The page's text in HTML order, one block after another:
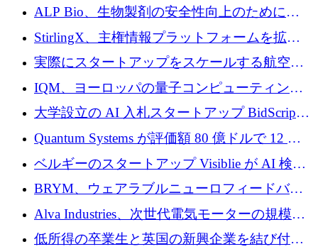
ALP Bio、生物製剤の安全性向上のために
Venture Kick から 16 万 1,000 ユーロを調達
StirlingX、主権情報プラットフォームを拡張
するためにシリーズ A で 2,000 万ドルを確保
実際にスタートアップをスケールする航空イ
ノベーション モデルを学ぶ
IQM、ヨーロッパの量子コンピューティング
企業として初めて米国の主要取引所に上場
大学設立の AI 入札スタートアップ BidScript
がプレシード資金総額 100 万ドルを突破
Quantum Systems が評価額 80 億ドルで 12 億
ドルを調達
ベルギーのスタートアップ Visiblie が AI 検索
の可視化のために 50 万ユーロを調達
BRYM、ウェアラブルニューロフィードバッ
クプラットフォームの開発に65万ユーロを確
Alva Industries、次世代電気モーターの規模拡
大に 1,600 万ユーロを調達
低所得の卒業生と英国の新興企業を結び付け